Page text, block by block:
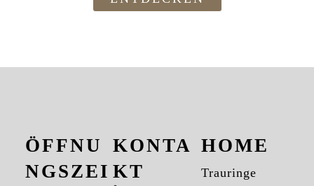
HOME
Trauringe
KONTA
KT
ÖFFNU
NGSZEI